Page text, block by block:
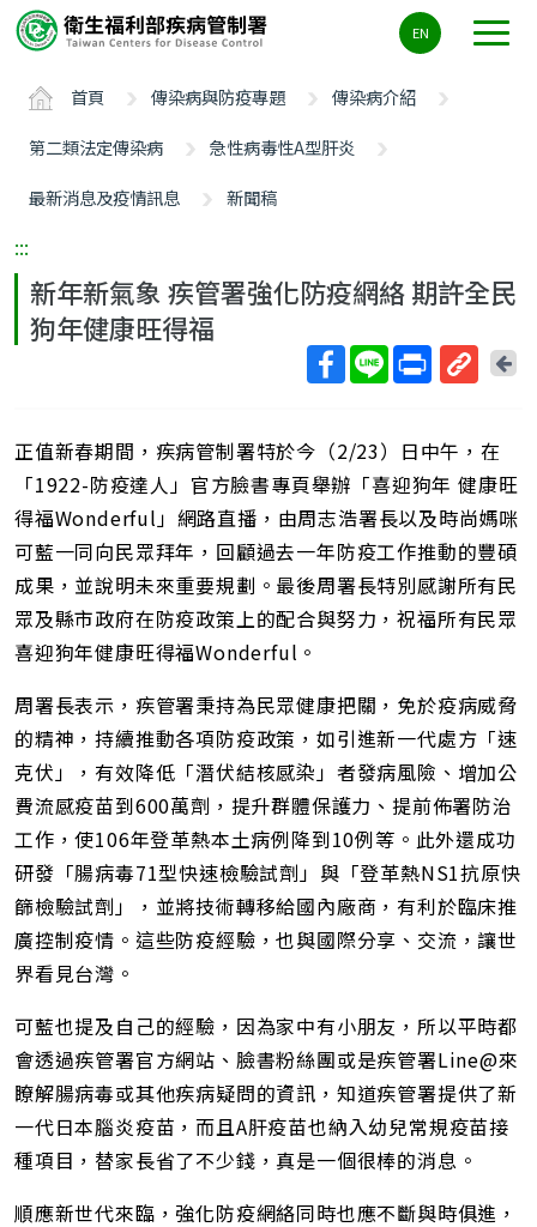
要
ALT+C
EN
首頁 傳染病與防疫專題
傳染病介紹
第二類法定傳染病
急性病毒性A型肝炎
最新消息及疫情訊息
新聞稿
:::
新年新氣象 疾管署強化防疫網絡 期許全民
狗年健康旺得福
短
網
址
回
正值新春期間，疾病管制署特於今（2/23）日中午，在
「1922-防疫達人」官方臉書專頁舉辦「喜迎狗年 健康旺
得福Wonderful」網路直播，由周志浩署長以及時尚媽咪
可藍一同向民眾拜年，回顧過去一年防疫工作推動的豐碩
成果，並說明未來重要規劃。最後周署長特別感謝所有民
眾及縣市政府在防疫政策上的配合與努力，祝福所有民眾
喜迎狗年健康旺得福Wonderful。
周署長表示，疾管署秉持為民眾健康把關，免於疫病威脅
的精神，持續推動各項防疫政策，如引進新一代處方「速
克伏」，有效降低「潛伏結核感染」者發病風險、增加公
費流感疫苗到600萬劑，提升群體保護力、提前佈署防治
工作，使106年登革熱本土病例降到10例等。此外還成功
研發「腸病毒71型快速檢驗試劑」與「登革熱NS1抗原快
篩檢驗試劑」，並將技術轉移給國內廠商，有利於臨床推
廣控制疫情。這些防疫經驗，也與國際分享、交流，讓世
界看見台灣。
可藍也提及自己的經驗，因為家中有小朋友，所以平時都
會透過疾管署官方網站、臉書粉絲團或是疾管署Line@來
瞭解腸病毒或其他疾病疑問的資訊，知道疾管署提供了新
一代日本腦炎疫苗，而且A肝疫苗也納入幼兒常規疫苗接
種項目，替家長省了不少錢，真是一個很棒的消息。
順應新世代來臨，強化防疫網絡同時也應不斷與時俱進，